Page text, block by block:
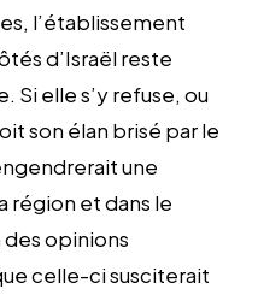
l’établissement
d’Israël reste
elle s’y refuse, ou
son élan brisé par le
une
région et dans le
opinions
celle-ci susciterait